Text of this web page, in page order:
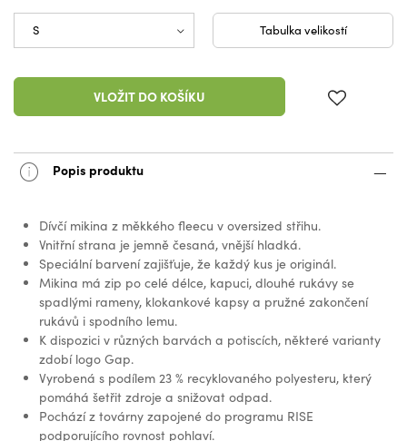
Tabulka velikostí
VLOŽIT DO KOŠÍKU
Popis produktu
Dívčí mikina z měkkého fleecu v oversized střihu.
Vnitřní strana je jemně česaná, vnější hladká.
Speciální barvení zajišťuje, že každý kus je originál.
Mikina má zip po celé délce, kapuci, dlouhé rukávy se
spadlými rameny, klokankové kapsy a pružné zakončení
rukávů i spodního lemu.
K dispozici v různých barvách a potiscích, některé varianty
zdobí logo Gap.
Vyrobená s podílem 23 % recyklovaného polyesteru, který
pomáhá šetřit zdroje a snižovat odpad.
Pochází z továrny zapojené do programu RISE
podporujícího rovnost pohlaví.